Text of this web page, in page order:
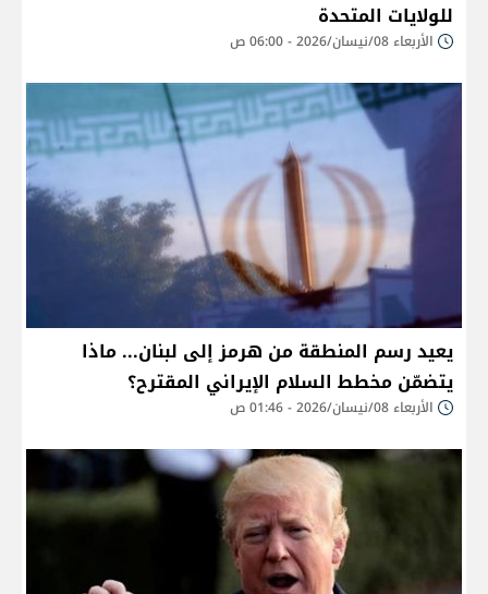
للولايات المتحدة
الأربعاء 08/نيسان/2026 - 06:00 ص
يعيد رسم المنطقة من هرمز إلى لبنان... ماذا
يتضمّن مخطط السلام الإيراني المقترح؟
الأربعاء 08/نيسان/2026 - 01:46 ص